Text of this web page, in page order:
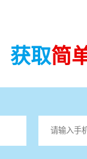
获取简